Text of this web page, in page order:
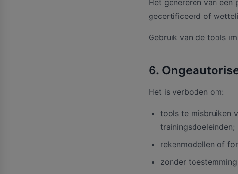
Het genereren van
gecertificeerd of
Gebruik van de tools
6.
Het is verboden om:
tools te misbruiken
trainingsdoeleinden;
rekenmodellen of
zonder